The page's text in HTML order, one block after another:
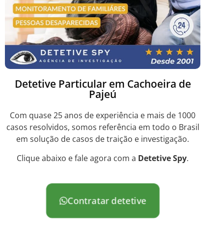
Detetive Particular em Cachoeira de
Pajeú
Com quase 25 anos de experiência e mais de 1000
casos resolvidos, somos referência em todo o Brasil
em solução de casos de traição e investigação.
Clique abaixo e fale agora com a Detetive Spy.
Contratar detetive